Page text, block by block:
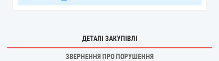
ДЕТАЛІ ЗАКУПІВЛІ
ЗВЕРНЕННЯ ПРО ПОРУШЕННЯ